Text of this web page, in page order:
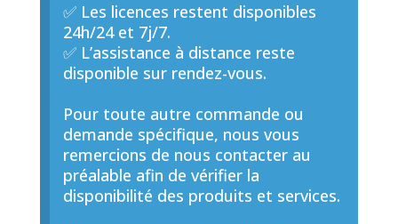
✅ Les licences restent disponibles
24h/24 et 7j/7.
✅ L’assistance à distance reste
disponible sur rendez-vous.
Pour toute autre commande ou
demande spécifique, nous vous
remercions de nous contacter au
préalable afin de vérifier la
disponibilité des produits et services.